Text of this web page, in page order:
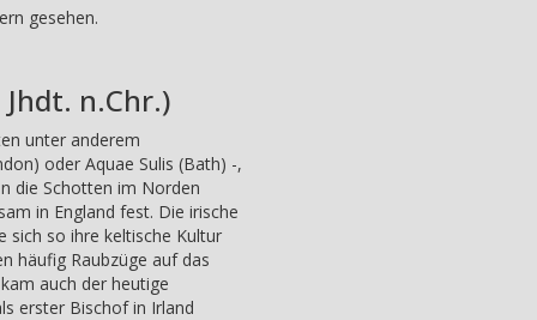
gesehen.
n.Chr.)
unter anderem
oder Aquae Sulis (Bath) -,
die Schotten im Norden
in England fest. Die irische
sich so ihre keltische Kultur
häufig Raubzüge auf das
auch der heutige
erster Bischof in Irland